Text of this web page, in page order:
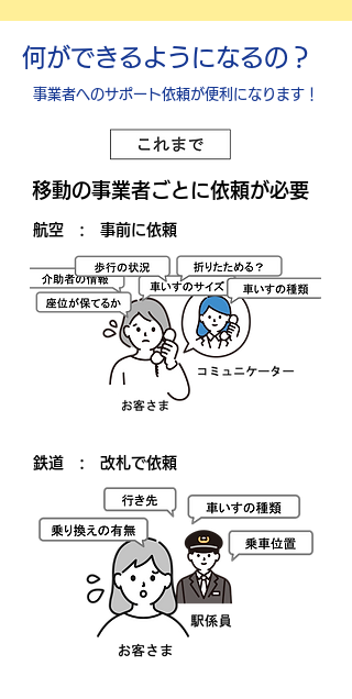
​何ができるようになるの？
​事業者へのサポート依頼が便利になります！
​​移動の事業者ごとに依頼が必要
​航空 :​ 事前に依頼
​鉄道 :​ 改札で依頼